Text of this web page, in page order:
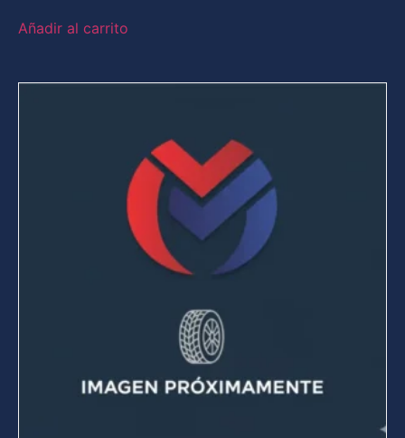
Añadir al carrito